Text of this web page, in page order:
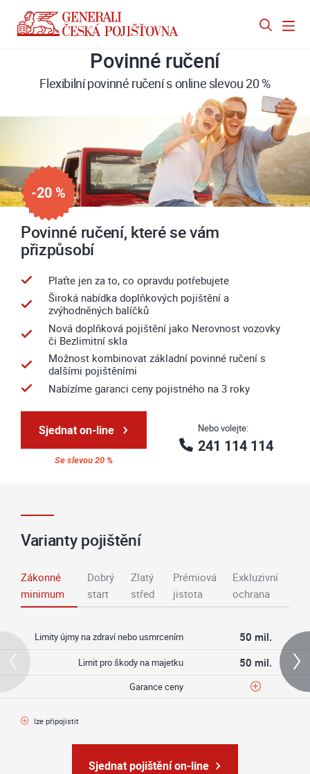
Povinné ručení
Flexibilní povinné ručení s online slevou 20 %
Povinné ručení, které se vám
přizpůsobí
-20 %
Plaťte jen za to, co opravdu potřebujete
Široká nabídka doplňkových pojištění a
zvýhodněných balíčků
Nová doplňková pojištění jako Nerovnost vozovky
či Bezlimitní skla
Možnost kombinovat základní povinné ručení s
dalšími pojištěními
Nabízíme garanci ceny pojistného na 3 roky
Sjednat on-line
Se slevou 20 %
Nebo volejte:
241 114 114
Varianty pojištění
Zákonné
minimum
Dobrý
start
Zlatý
střed
Prémiová
jistota
Exkluzivní
ochrana
Limity újmy na zdraví nebo usmrcením 50 mil.
Limit pro škody na majetku 50 mil.
Garance ceny
lze připojistit
Sjednat pojištění on-line